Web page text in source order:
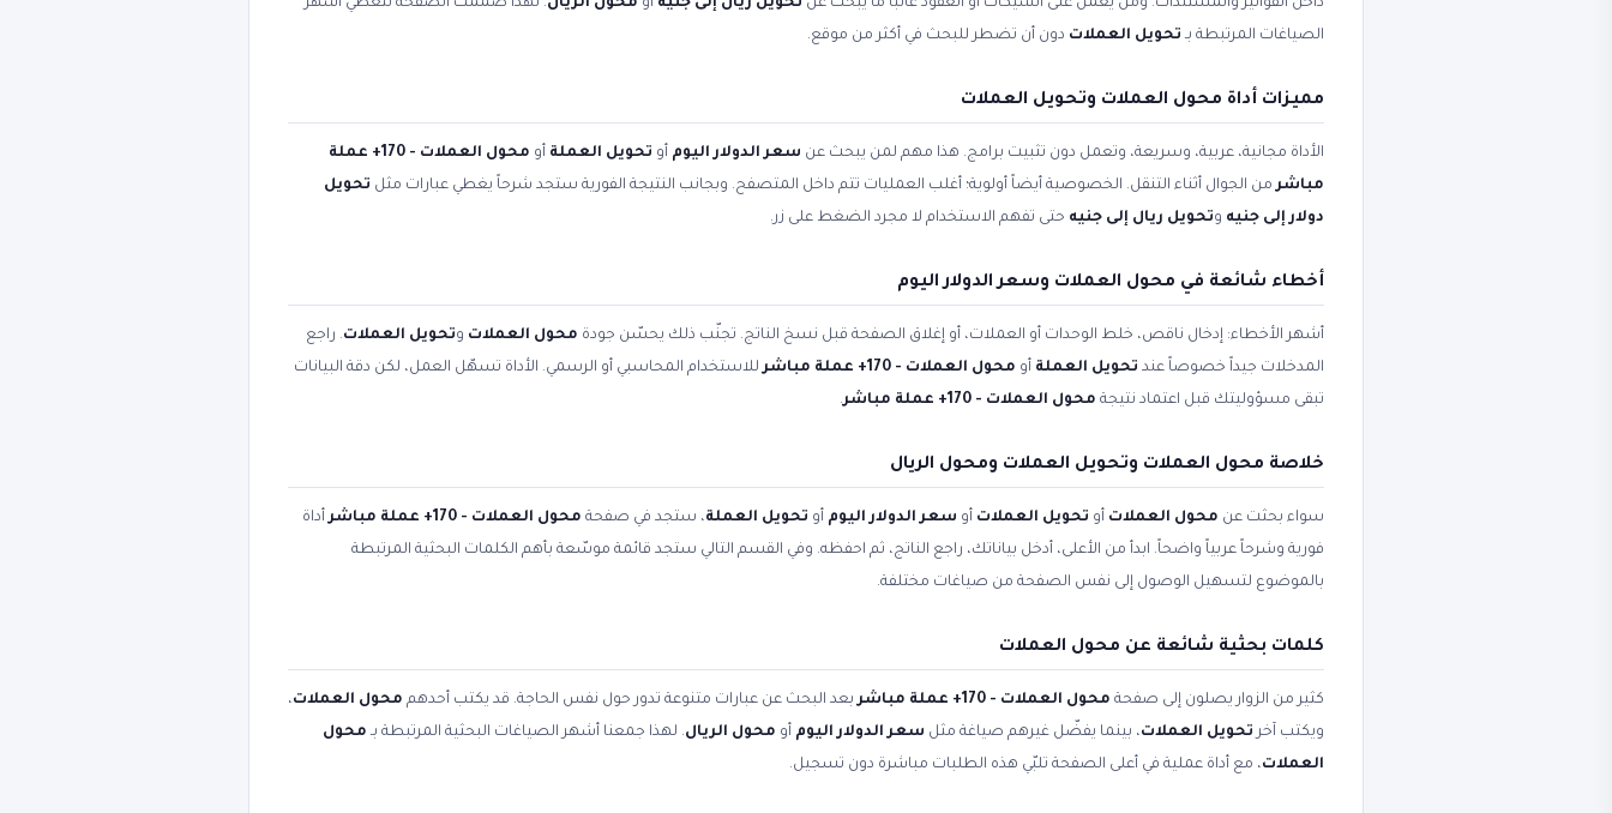
داخل الفواتير والمستندات. ومن يعمل على الشيكات أو العقود غالباً ما يبحث عن تحويل ريال إلى جنيه أو محول الريال. لهذا صُممت الصفحة لتغطي أشهر
الصياغات المرتبطة بـ تحويل العملات دون أن تضطر للبحث في أكثر من موقع.
مميزات أداة محول العملات وتحويل العملات
الأداة مجانية، عربية، وسريعة، وتعمل دون تثبيت برامج. هذا مهم لمن يبحث عن سعر الدولار اليوم أو تحويل العملة أو
محول العملات - 170+ عملة
مباشرمن الجوال أثناء التنقل. الخصوصية أيضاً أولوية؛ أغلب العمليات تتم داخل المتصفح. وبجانب النتيجة الفورية ستجد شرحاً يغطي عبارات مثل تحويل
دولار إلى جنيه وتحويل ريال إلى جنيه حتى تفهم الاستخدام لا مجرد الضغط على زر.
أخطاء شائعة في محول العملات وسعر الدولار اليوم
أشهر الأخطاء: إدخال ناقص، خلط الوحدات أو العملات، أو إغلاق الصفحة قبل نسخ الناتج. تجنّب ذلك يحسّن جودة محول العملات وتحويل العملات. راجع
المدخلات جيداً خصوصاً عند تحويل العملة أو محول العملات - 170+ عملة مباشر
للاستخدام المحاسبي أو الرسمي. الأداة تسهّل العمل، لكن دقة البيانات
تبقى مسؤوليتك قبل اعتماد نتيجة محول العملات - 170+ عملة مباشر .
خلاصة محول العملات وتحويل العملات ومحول الريال
سواء بحثت عن محول العملات أو تحويل العملات أو سعر الدولار اليوم أو تحويل العملة، ستجد في صفحة محول العملات - 170+ عملة مباشر
أداة
فورية وشرحاً عربياً واضحاً. ابدأ من الأعلى، أدخل بياناتك، راجع الناتج، ثم احفظه. وفي القسم التالي ستجد قائمة موسّعة بأهم الكلمات البحثية المرتبطة
بالموضوع لتسهيل الوصول إلى نفس الصفحة من صياغات مختلفة.
كلمات بحثية شائعة عن محول العملات
كثير من الزوار يصلون إلى صفحة محول العملات - 170+ عملة مباشر بعد البحث عن عبارات متنوعة تدور حول نفس الحاجة. قد يكتب أحدهم محول العملات،
ويكتب آخر تحويل العملات، بينما يفضّل غيرهم صياغة مثل سعر الدولار اليوم أو محول الريال. لهذا جمعنا أشهر الصياغات البحثية المرتبطة بـ محول
العملات، مع أداة عملية في أعلى الصفحة تلبّي هذه الطلبات مباشرة دون تسجيل.